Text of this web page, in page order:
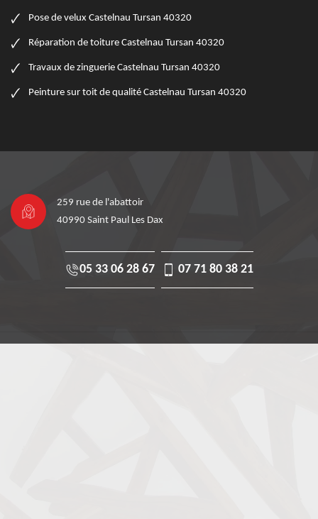
Pose de velux Castelnau Tursan 40320
Réparation de toiture Castelnau Tursan 40320
Travaux de zinguerie Castelnau Tursan 40320
Peinture sur toit de qualité Castelnau Tursan 40320
259 rue de l'abattoir
40990 Saint Paul Les Dax
05 33 06 28 67 07 71 80 38 21